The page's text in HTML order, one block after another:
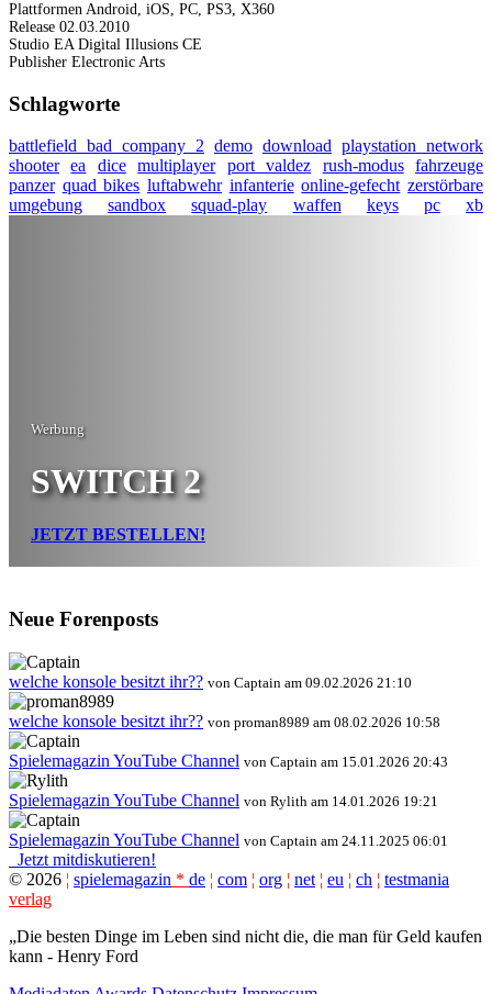
Plattformen Android, iOS, PC, PS3, X360
Release 02.03.2010
Studio EA Digital Illusions CE
Publisher Electronic Arts
Schlagworte
battlefield bad company 2 demo download playstation network
shooter
ea dice multiplayer port valdez rush-modus
fahrzeuge
panzer quad bikes luftabwehr infanterie online-gefecht zerstörbare
umgebung
sandbox squad-play waffen keys pc xb
Werbung
SWITCH 2
JETZT BESTELLEN!
Neue Forenposts
welche konsole besitzt ihr?? von Captain am 09.02.2026 21:10
welche konsole besitzt ihr?? von proman8989 am 08.02.2026 10:58
Spielemagazin YouTube Channel von Captain am 15.01.2026 20:43
Spielemagazin YouTube Channel von Rylith am 14.01.2026 19:21
Spielemagazin YouTube Channel von Captain am 24.11.2025 06:01
Jetzt mitdiskutieren!
© 2026 ¦ spielemagazin * de ¦ com ¦ org ¦ net ¦ eu ¦ ch ¦ testmania
verlag
„Die besten Dinge im Leben sind nicht die, die man für Geld kaufen
kann - Henry Ford